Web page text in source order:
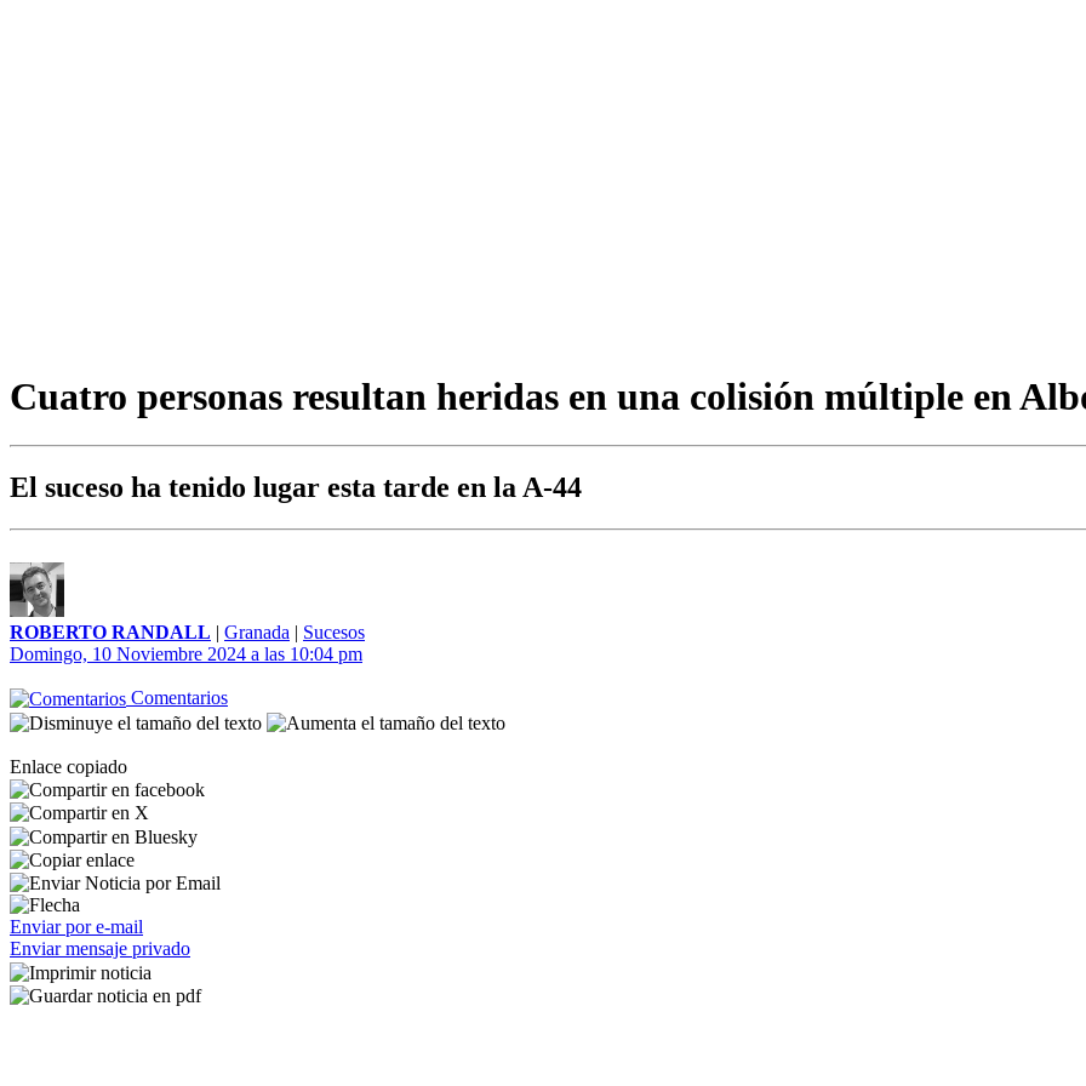
Cuatro personas resultan heridas en una colisión múltiple en
El suceso ha tenido lugar esta tarde en la A-44
ROBERTO RANDALL | Granada | Sucesos
Domingo, 10 Noviembre 2024 a las 10:04 pm
Comentarios
Enlace copiado
Enviar por e-mail
Enviar mensaje privado